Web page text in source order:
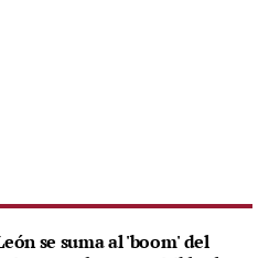
se suma al 'boom' del